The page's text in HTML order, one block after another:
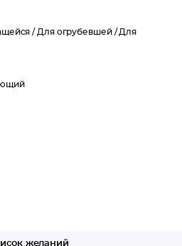
/ Для огрубевшей /Для
желаний